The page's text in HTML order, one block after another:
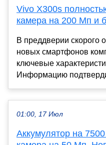
Vivo X300s
камера на 200 Мп и
В преддверии скорого
новых смартфонов
ключевые
Информацию
01:00, 17 Июл
Аккумулятор на